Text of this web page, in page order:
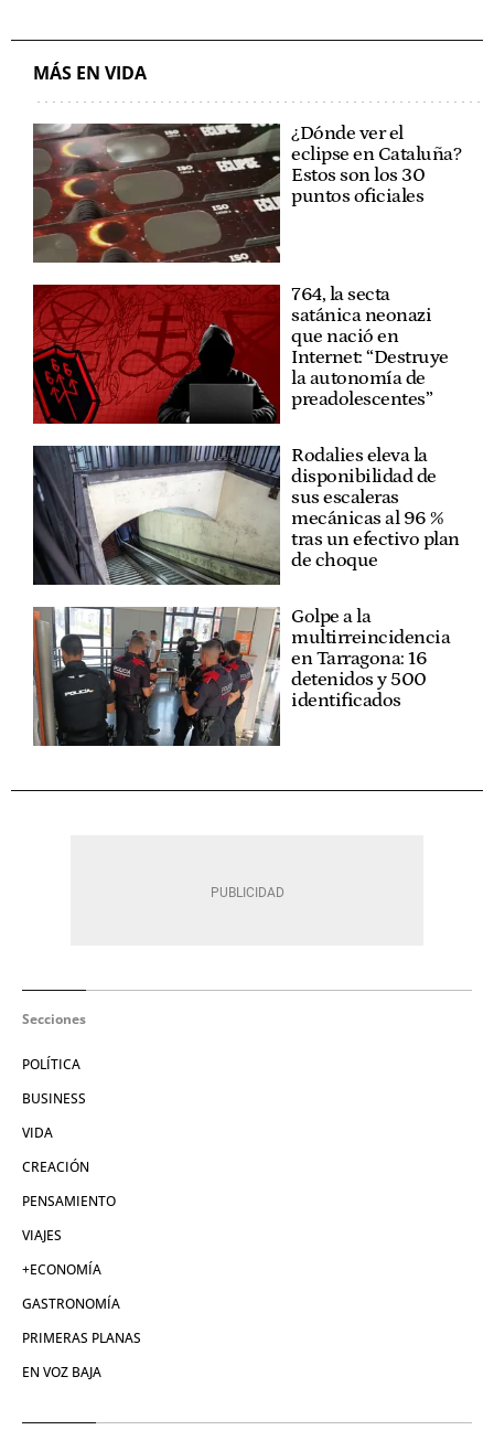
MÁS EN VIDA
¿Dónde ver el
eclipse en Cataluña?
Estos son los 30
puntos oficiales
764, la secta
satánica neonazi
que nació en
Internet: “Destruye
la autonomía de
preadolescentes”
Rodalies eleva la
disponibilidad de
sus escaleras
mecánicas al 96 %
tras un efectivo plan
de choque
Golpe a la
multirreincidencia
en Tarragona: 16
detenidos y 500
identificados
Secciones
POLÍTICA
BUSINESS
VIDA
CREACIÓN
PENSAMIENTO
VIAJES
+ECONOMÍA
GASTRONOMÍA
PRIMERAS PLANAS
EN VOZ BAJA